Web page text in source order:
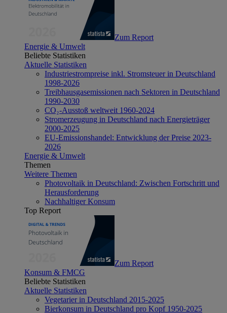
Zum Report
Energie & Umwelt
Beliebte Statistiken
Aktuelle Statistiken
Industriestrompreise inkl. Stromsteuer in Deutschland
1998-2026
Treibhausgasemissionen nach Sektoren in Deutschland
1990-2030
CO₂-Ausstoß weltweit 1960-2024
Stromerzeugung in Deutschland nach Energieträger
2000-2025
EU-Emissionshandel: Entwicklung der Preise 2023-
2026
Energie & Umwelt
Themen
Weitere Themen
Photovoltaik in Deutschland: Zwischen Fortschritt und
Herausforderung
Nachhaltiger Konsum
Top Report
Zum Report
Konsum & FMCG
Beliebte Statistiken
Aktuelle Statistiken
Vegetarier in Deutschland 2015-2025
Bierkonsum in Deutschland pro Kopf 1950-2025